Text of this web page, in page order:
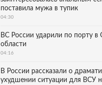
поставила мужа в тупик
04:30
ВС России ударили по порту в
области
04:16
В России рассказали о
ухудшении ситуации для ВСУ